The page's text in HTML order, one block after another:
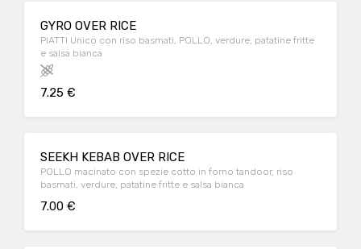
GYRO OVER RICE
PIATTI Unico con riso basmati, POLLO, verdure, patatine fritte
e salsa bianca
7.25 €
SEEKH KEBAB OVER RICE
POLLO macinato con spezie cotto in forno tandoor, riso
basmati, verdure, patatine fritte e salsa bianca
7.00 €